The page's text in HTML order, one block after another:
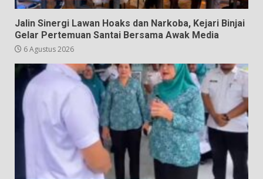
Jalin Sinergi Lawan Hoaks dan Narkoba, Kejari Binjai
Gelar Pertemuan Santai Bersama Awak Media
6 Agustus 2026